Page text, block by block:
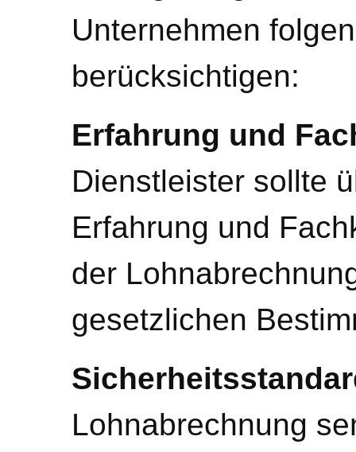
Unternehmen
berücksichtigen:
Erfahrung und
Dienstleister sollte
Erfahrung und
der
gesetzlichen
Lohnabrechnung